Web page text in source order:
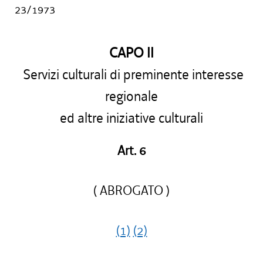
23/1973
CAPO II
Servizi culturali di preminente interesse
regionale
ed altre iniziative culturali
Art. 6
( ABROGATO )
(1) (2)